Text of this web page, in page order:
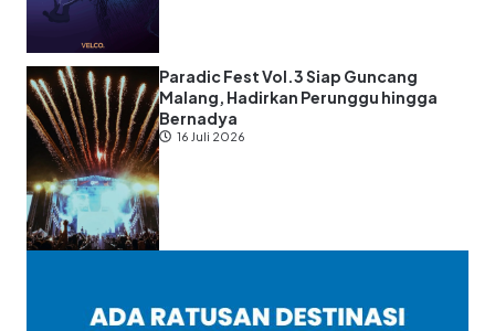
Paradic Fest Vol.3 Siap Guncang
Malang, Hadirkan Perunggu hingga
Bernadya
16 Juli 2026